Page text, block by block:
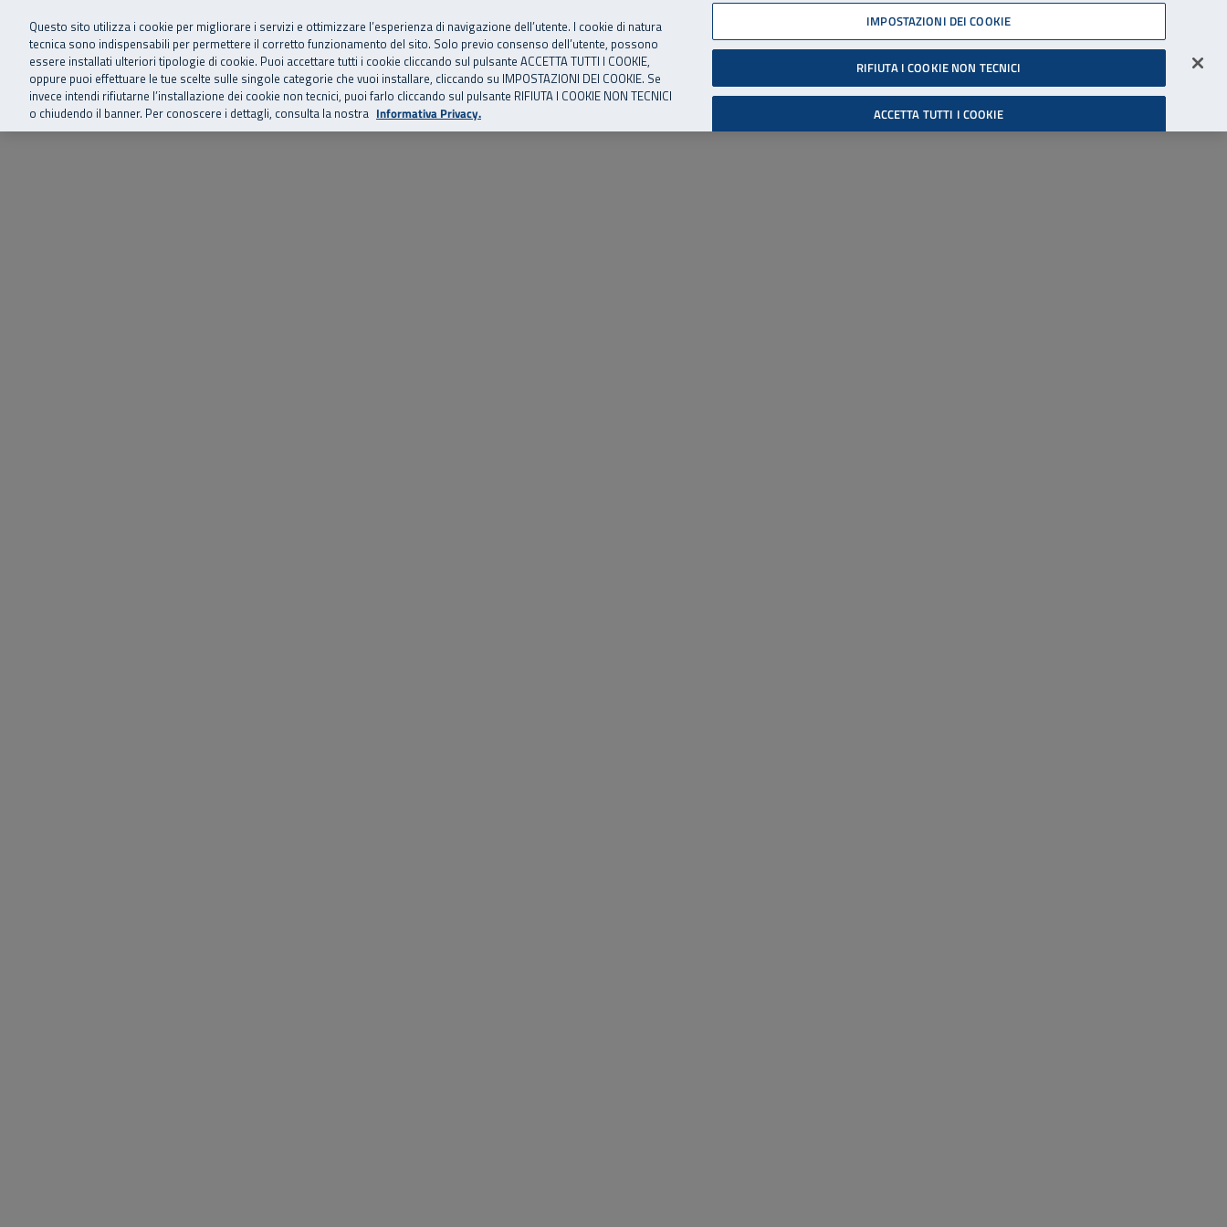
Vai al menu principale
Vai al contenuto principale
Vai al Footer 06 45539607
SuperAbile - il Contact Center Inail per il mondo della disabilità
Home Chi siamo Storie, news ed eventi Risorse utili Supporto Accessibilità
Cerca
Accedi all'area riservata
Questo sito utilizza i cookie per migliorare i servizi e ottimizzare l’esperienza di navigazione dell’utente. I cookie di natura
tecnica sono indispensabili per permettere il corretto funzionamento del sito. Solo previo consenso dell’utente, possono
essere installati ulteriori tipologie di cookie. Puoi accettare tutti i cookie cliccando sul pulsante ACCETTA TUTTI I COOKIE,
oppure puoi effettuare le tue scelte sulle singole categorie che vuoi installare, cliccando su IMPOSTAZIONI DEI COOKIE. Se
invece intendi rifiutarne l’installazione dei cookie non tecnici, puoi farlo cliccando sul pulsante RIFIUTA I COOKIE NON TECNICI
o chiudendo il banner. Per conoscere i dettagli, consulta la nostra Informativa Privacy.
IMPOSTAZIONI DEI COOKIE
RIFIUTA I COOKIE NON TECNICI
ACCETTA TUTTI I COOKIE